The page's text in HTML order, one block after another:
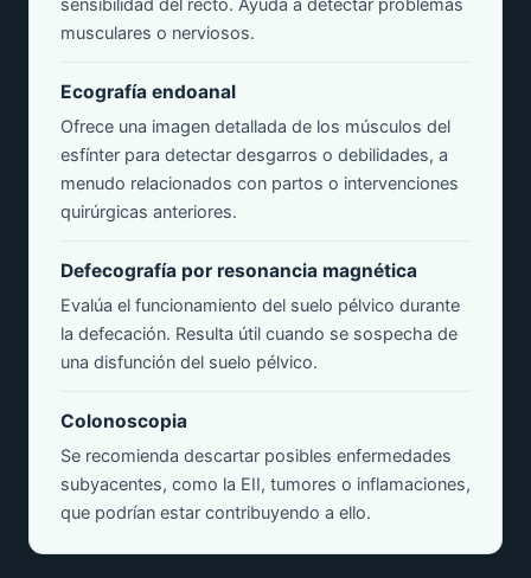
sensibilidad del recto. Ayuda a detectar problemas
musculares o nerviosos.
Ecografía endoanal
Ofrece una imagen detallada de los músculos del
esfínter para detectar desgarros o debilidades, a
menudo relacionados con partos o intervenciones
quirúrgicas anteriores.
Defecografía por resonancia magnética
Evalúa el funcionamiento del suelo pélvico durante
la defecación. Resulta útil cuando se sospecha de
una disfunción del suelo pélvico.
Colonoscopia
Se recomienda descartar posibles enfermedades
subyacentes, como la EII, tumores o inflamaciones,
que podrían estar contribuyendo a ello.